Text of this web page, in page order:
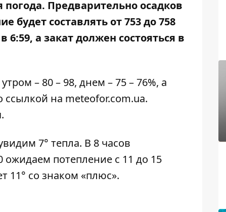
погода. Предварительно осадков
будет составлять от 753 до 758
а закат должен состояться в
– 80 – 98, днем ​​– 75 – 76%, а
ссылкой на meteofor.com.ua.
7° тепла. В 8 часов
ожидаем потепление с 11 до 15
11° со знаком «плюс».